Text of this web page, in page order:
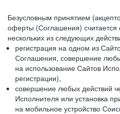
Безусловным принятием
оферты (Соглашения) считается
нескольких из следующих
регистрация на одном из
Соглашения, совершение
на использование Сайтов
регистрации),
совершение любых действий
Исполнителя или установка
на мобильное устройство